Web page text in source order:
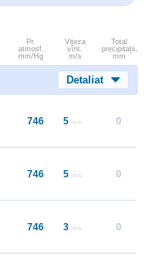
Pr.
atmosf.
mm/Hg
Viteza
vînt.
m/s
Total
precipitații,
mm
Detaliat
746 5 m/s 0
746 5 m/s 0
746 3 m/s 0